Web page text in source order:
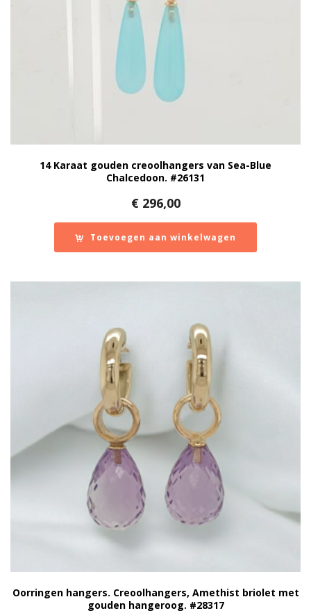
14 Karaat gouden creoolhangers van Sea-Blue
Chalcedoon. #26131
€296,00
Toevoegen aan winkelwagen
Oorringen hangers. Creoolhangers, Amethist briolet met
gouden hangeroog. #28317